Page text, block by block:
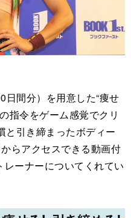
間分）を用意した“痩せ
指令をゲーム感覚でクリ
と引き締まったボディー
らアクセスできる動画付
レーナーについてくれてい